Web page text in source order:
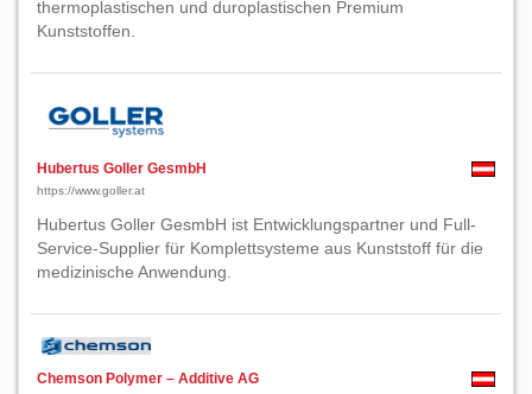
thermoplastischen und duroplastischen Premium
Kunststoffen.
Hubertus Goller GesmbH
https://www.goller.at
Hubertus Goller GesmbH ist Entwicklungspartner und Full-
Service-Supplier für Komplettsysteme aus Kunststoff für die
medizinische Anwendung.
Chemson Polymer – Additive AG